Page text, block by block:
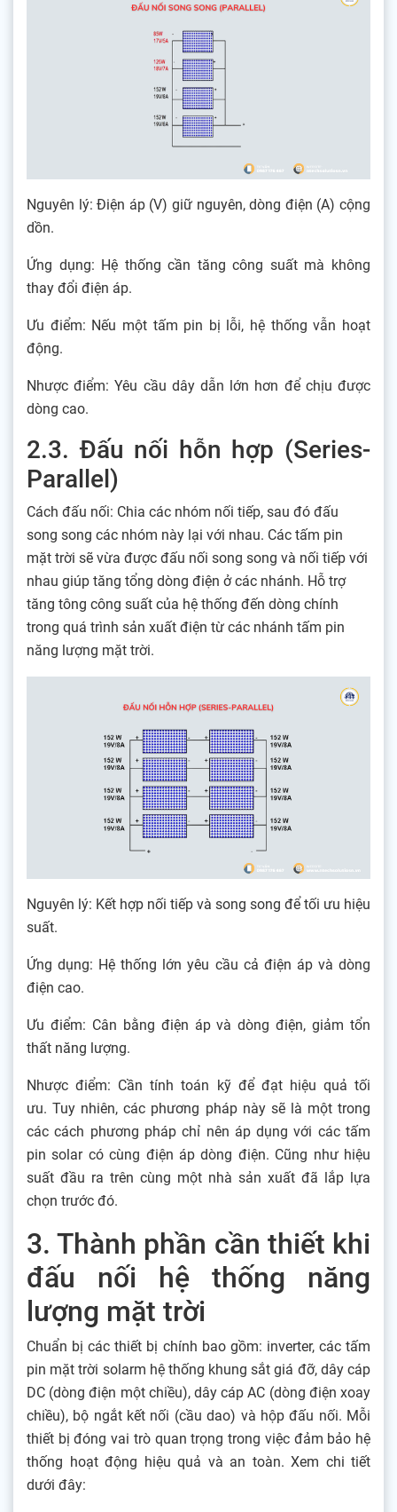
Nguyên lý: Điện áp (V) giữ nguyên, dòng điện (A) cộng
dồn.
Ứng dụng: Hệ thống cần tăng công suất mà không
thay đổi điện áp.
Ưu điểm: Nếu một tấm pin bị lỗi, hệ thống vẫn hoạt
động.
Nhược điểm: Yêu cầu dây dẫn lớn hơn để chịu được
dòng cao.
2.3. Đấu nối hỗn hợp (Series-
Parallel)
Cách đấu nối: Chia các nhóm nối tiếp, sau đó đấu
song song các nhóm này lại với nhau. Các tấm pin
mặt trời sẽ vừa được đấu nối song song và nối tiếp với
nhau giúp tăng tổng dòng điện ở các nhánh. Hỗ trợ
tăng tông công suất của hệ thống đến dòng chính
trong quá trình sản xuất điện từ các nhánh tấm pin
năng lượng mặt trời.
Nguyên lý: Kết hợp nối tiếp và song song để tối ưu hiệu
suất.
Ứng dụng: Hệ thống lớn yêu cầu cả điện áp và dòng
điện cao.
Ưu điểm: Cân bằng điện áp và dòng điện, giảm tổn
thất năng lượng.
Nhược điểm: Cần tính toán kỹ để đạt hiệu quả tối
ưu. Tuy nhiên, các phương pháp này sẽ là một trong
các cách phương pháp chỉ nên áp dụng với các tấm
pin solar có cùng điện áp dòng điện. Cũng như hiệu
suất đầu ra trên cùng một nhà sản xuất đã lắp lựa
chọn trước đó.
3. Thành phần cần thiết khi
đấu nối hệ thống năng
lượng mặt trời
Chuẩn bị các thiết bị chính bao gồm: inverter, các tấm
pin mặt trời solarm hệ thống khung sắt giá đỡ, dây cáp
DC (dòng điện một chiều), dây cáp AC (dòng điện xoay
chiều), bộ ngắt kết nối (cầu dao) và hộp đấu nối. Mỗi
thiết bị đóng vai trò quan trọng trong việc đảm bảo hệ
thống hoạt động hiệu quả và an toàn. Xem chi tiết
dưới đây: